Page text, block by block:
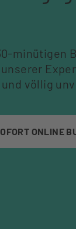
minütigen
völlig
ONLINE